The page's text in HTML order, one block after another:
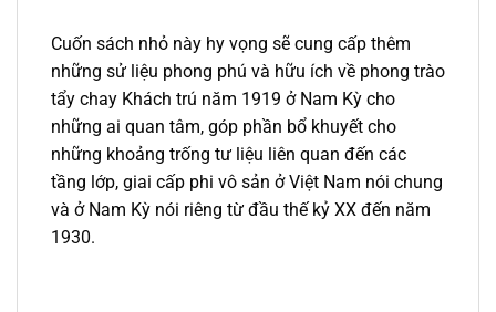
Cuốn sách nhỏ này hy vọng sẽ cung cấp thêm
những sử liệu phong phú và hữu ích về phong trào
tẩy chay Khách trú năm 1919 ở Nam Kỳ cho
những ai quan tâm, góp phần bổ khuyết cho
những khoảng trống tư liệu liên quan đến các
tầng lớp, giai cấp phi vô sản ở Việt Nam nói chung
và ở Nam Kỳ nói riêng từ đầu thế kỷ XX đến năm
1930.